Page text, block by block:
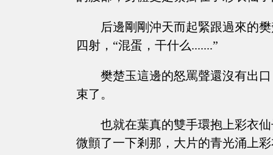
后邊剛剛沖天而起緊跟過來的
四射，“混蛋，干什么.......”
樊楚玉這邊的怒罵聲還沒有出
束了。
也就在葉真的雙手環抱上彩衣
微顫了一下剎那，大片的青光涌上